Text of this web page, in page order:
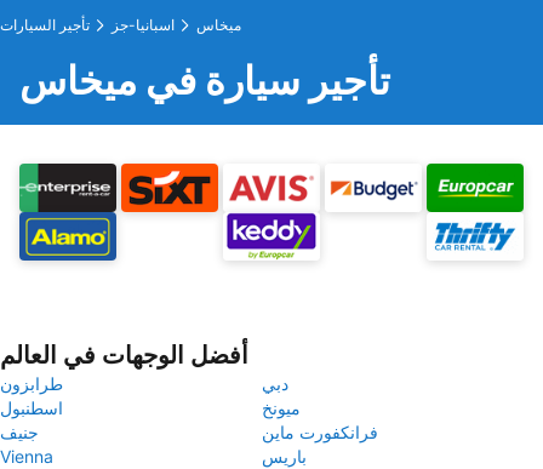
تأجير السيارات اسبانيا-جز ميخاس
تأجير سيارة في ميخاس
أفضل الوجهات في العالم
طرابزون
دبي
اسطنبول
ميونخ
جنيف
فرانكفورت ماين
Vienna
باريس